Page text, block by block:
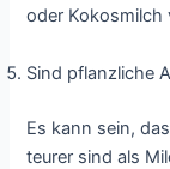
oder Kokosmilch
Sind pflanzliche
Es kann sein,
teurer sind als